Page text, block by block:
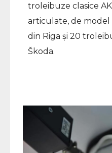
troleibuze clasice
articulate, de model
din Riga și 20
Škoda.